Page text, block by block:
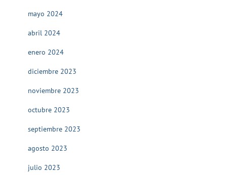
mayo 2024
abril 2024
enero 2024
diciembre 2023
noviembre 2023
octubre 2023
septiembre 2023
agosto 2023
julio 2023